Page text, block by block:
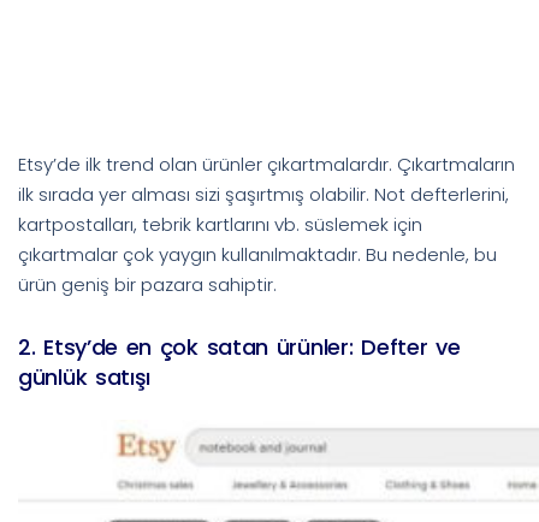
Etsy’de ilk trend olan ürünler çıkartmalardır. Çıkartmaların
ilk sırada yer alması sizi şaşırtmış olabilir. Not defterlerini,
kartpostalları, tebrik kartlarını vb. süslemek için
çıkartmalar çok yaygın kullanılmaktadır. Bu nedenle, bu
ürün geniş bir pazara sahiptir.
2. Etsy’de en çok satan ürünler: Defter ve
günlük satışı